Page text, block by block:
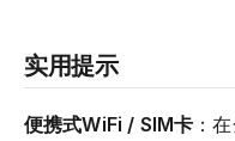
实用提示
便携式WiFi / SIM卡 ：